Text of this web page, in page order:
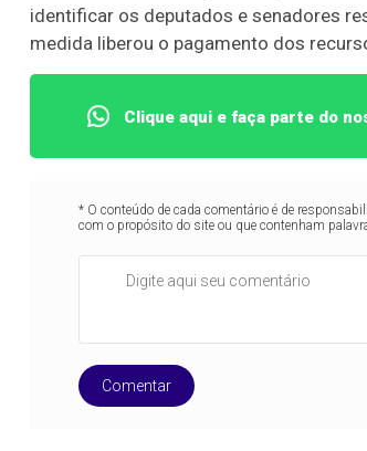
identificar os deputados e senadores
medida liberou o pagamento dos
Clique aqui e faça parte do
* O conteúdo de cada comentário é de
com o propósito do site ou que contenham
Comentar